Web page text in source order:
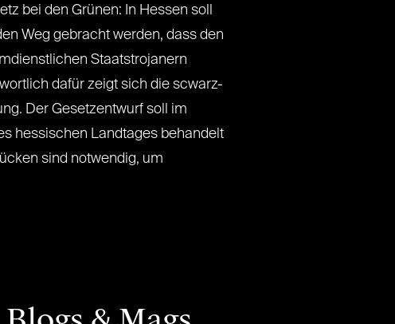
bei den Grünen: In Hessen soll
Weg gebracht werden, dass den
Staatstrojanern
dafür zeigt sich die scwarz-
Der Gesetzentwurf soll im
hessischen Landtages behandelt
sind notwendig, um